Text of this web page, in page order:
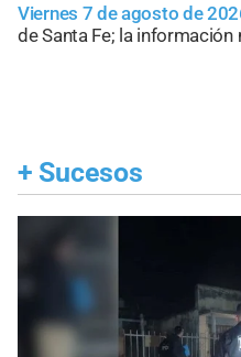
Viernes 7 de agosto de
de Santa Fe; la
+ Sucesos